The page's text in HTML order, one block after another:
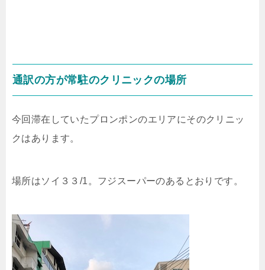
通訳の方が常駐のクリニックの場所
今回滞在していたプロンポンのエリアにそのクリニッ
クはあります。
場所はソイ３３/1。フジスーパーのあるとおりです。